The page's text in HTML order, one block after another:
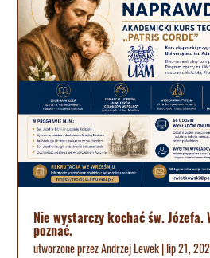
Nie wystarczy kochać św. Józefa.
poznać.
utworzone przezAndrzej Lewek|lip 21,